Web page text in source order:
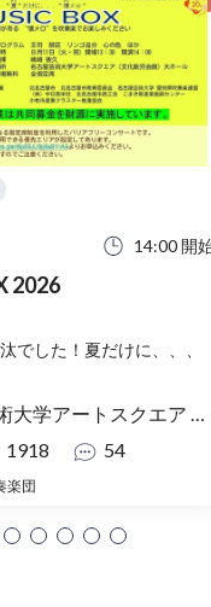
14:00 開
2026
でした！夏だけに、、、
アートスクエア 大ホール
1918 54
楽団